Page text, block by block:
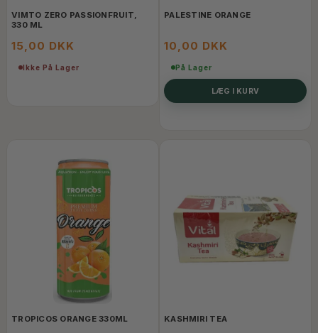
VIMTO ZERO PASSIONFRUIT,
330 ML
15,00 DKK
Ikke På Lager
PALESTINE ORANGE
10,00 DKK
På Lager
LÆG I KURV
TROPICOS ORANGE 330ML KASHMIRI TEA